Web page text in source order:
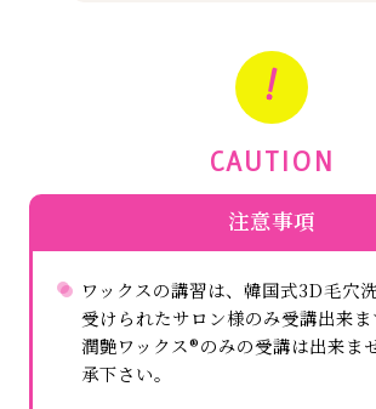
CAUTION
注意事項
ワックスの講習は、韓国式3D毛穴
受けられたサロン様のみ受講出来ま
潤艶ワックス®のみの受講は出来ま
承下さい。